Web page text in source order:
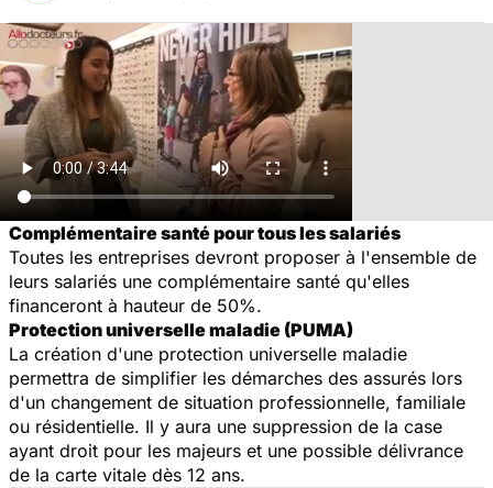
Complémentaire santé pour tous les salariés
Toutes les entreprises devront proposer à l'ensemble de
leurs salariés une complémentaire santé qu'elles
financeront à hauteur de 50%.
Protection universelle maladie (PUMA)
La création d'une protection universelle maladie
permettra de simplifier les démarches des assurés lors
d'un changement de situation professionnelle, familiale
ou résidentielle. Il y aura une suppression de la case
ayant droit pour les majeurs et une possible délivrance
de la carte vitale dès 12 ans.